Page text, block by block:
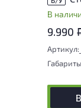
В
9.990
Артикул: